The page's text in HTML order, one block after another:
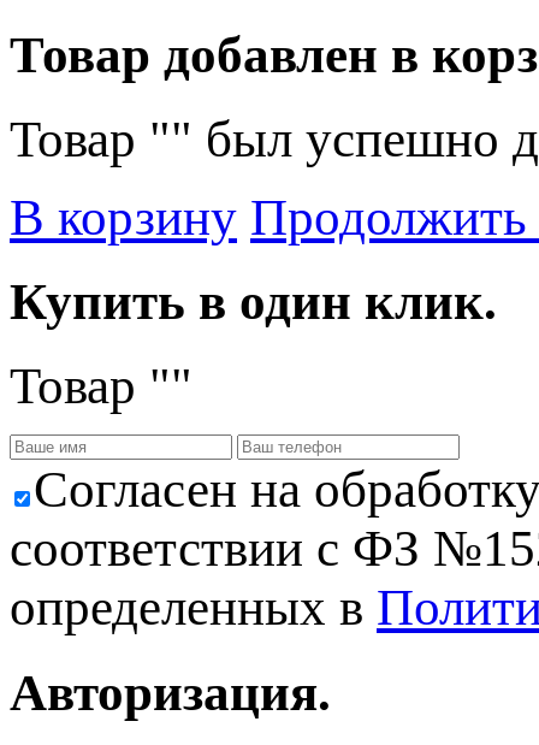
Товар добавлен в
Товар "" был успешно
В корзину Продолжить
Купить в один клик.
Товар ""
Cогласен на
соответствии с ФЗ
определенных в
Авторизация.